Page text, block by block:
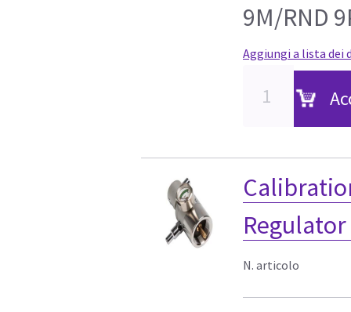
9M/RND
Aggiungi a lista dei
Regulator
N. articolo